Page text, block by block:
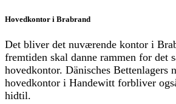
Hovedkontor i Brabrand
Det bliver det nuværende kontor i
fremtiden skal danne rammen for det
hovedkontor. Dänisches Bettenlagers
hovedkontor i Handewitt forbliver
hidtil.